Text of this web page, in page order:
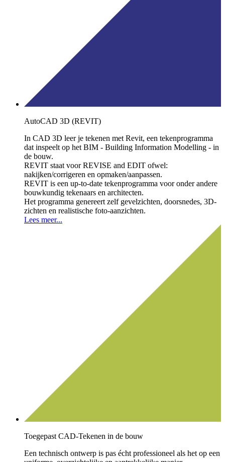
AutoCAD 3D (REVIT)
In CAD 3D leer je tekenen met Revit, een tekenprogramma
dat inspeelt op het BIM - Building Information Modelling - in
de bouw.
REVIT staat voor REVISE and EDIT ofwel:
nakijken/corrigeren en opmaken/aanpassen.
REVIT is een up-to-date tekenprogramma voor onder andere
bouwkundig tekenaars en architecten.
Het programma genereert zelf gevelzichten, doorsnedes, 3D-
zichten en realistische foto-aanzichten.
Lees meer...
Toegepast CAD-Tekenen in de bouw
Een technisch ontwerp is pas écht professioneel als het op een